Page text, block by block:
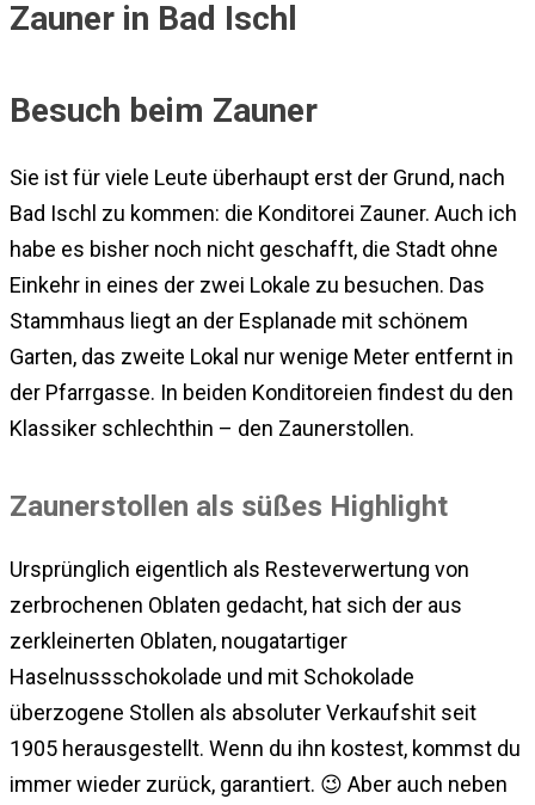
Besuch beim Zauner
Sie ist für viele Leute überhaupt erst der Grund, nach
Bad Ischl zu kommen: die Konditorei Zauner. Auch ich
habe es bisher noch nicht geschafft, die Stadt ohne
Einkehr in eines der zwei Lokale zu besuchen. Das
Stammhaus liegt an der Esplanade mit schönem
Garten, das zweite Lokal nur wenige Meter entfernt in
der Pfarrgasse. In beiden Konditoreien findest du den
Klassiker schlechthin – den Zaunerstollen.
Zaunerstollen als süßes Highlight
Ursprünglich eigentlich als Resteverwertung von
zerbrochenen Oblaten gedacht, hat sich der aus
zerkleinerten Oblaten, nougatartiger
Haselnussschokolade und mit Schokolade
überzogene Stollen als absoluter Verkaufshit seit
1905 herausgestellt. Wenn du ihn kostest, kommst du
immer wieder zurück, garantiert. 😉 Aber auch neben